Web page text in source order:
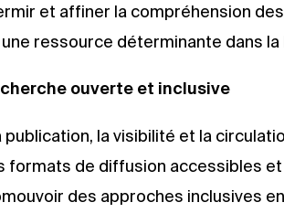
et affiner la compréhension
ressource déterminante dans
ouverte et inclusive
publication, la visibilité et la
formats de diffusion accessibles et
des approches inclusives